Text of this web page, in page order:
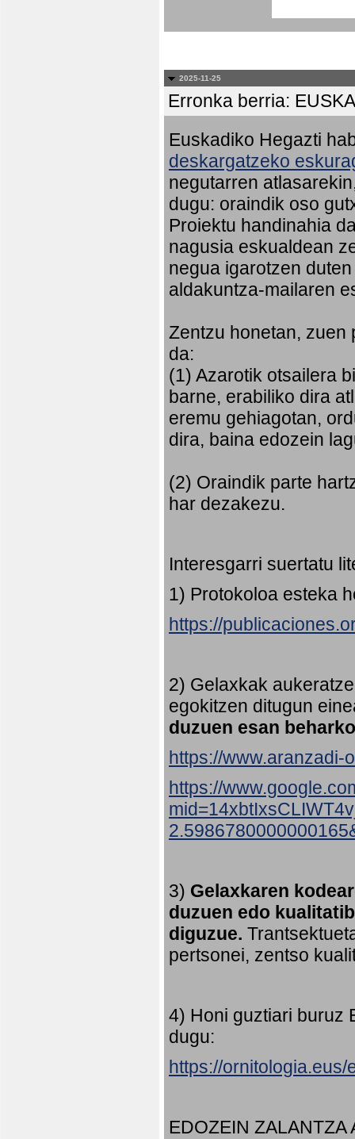
2025-11-25
Erronka berria:
Euskadiko Hegazti
deskargatzeko
negutarren
dugu: oraindik oso
Proiektu handinahia
nagusia eskualdean
negua igarotzen
aldakuntza-mailaren
Zentzu honetan, zuen
da:
(1) Azarotik otsailera
barne, erabiliko dira
eremu gehiagotan,
dira, baina edozein
(2) Oraindik parte
har dezakezu.
Interesgarri suertatu
1) Protokoloa esteka
https://
2) Gelaxkak
egokitzen ditugun
duzuen esan
https://www.aranzadi-
https://
3) Gelaxkaren
duzuen edo
diguzue.
pertsonei, zentso
4) Honi guztiari buruz
dugu:
https://
EDOZEIN ZALANTZA